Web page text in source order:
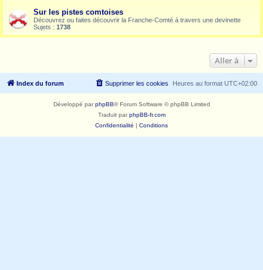
Sur les pistes comtoises
Découvrez ou faites découvrir la Franche-Comté à travers une devinette
Sujets : 1738
Aller à
Index du forum Heures au format UTC+02:00
Supprimer les cookies
Développé parphpBB® Forum Software © phpBB Limited
Traduit parphpBB-fr.com
Confidentialité | Conditions